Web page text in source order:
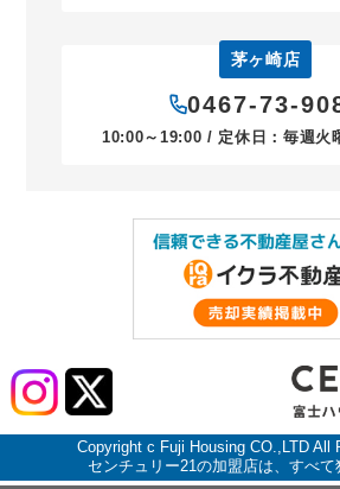
茅ヶ崎店
0467-73-
10:00～19:00 / 定休日：毎週火
Copyright c Fuji Housing CO.,LTD All
センチュリー21の加盟店は、すべ